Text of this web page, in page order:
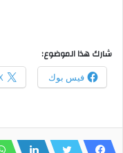
شارك هذا الموضوع:
فيس بوك